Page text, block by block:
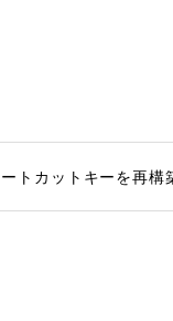
トカットキーを再